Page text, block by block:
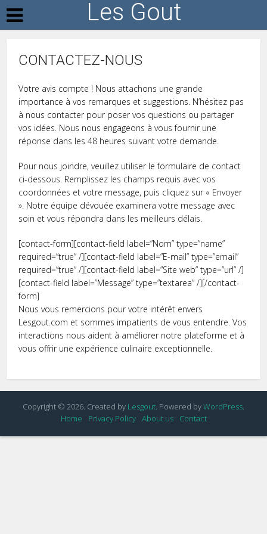
Les Gout
CONTACTEZ-NOUS
Votre avis compte ! Nous attachons une grande
importance à vos remarques et suggestions. N’hésitez pas
à nous contacter pour poser vos questions ou partager
vos idées. Nous nous engageons à vous fournir une
réponse dans les 48 heures suivant votre demande.
Pour nous joindre, veuillez utiliser le formulaire de contact
ci-dessous. Remplissez les champs requis avec vos
coordonnées et votre message, puis cliquez sur « Envoyer
». Notre équipe dévouée examinera votre message avec
soin et vous répondra dans les meilleurs délais.
[contact-form][contact-field label=”Nom” type=”name”
required=”true” /][contact-field label=”E-mail” type=”email”
required=”true” /][contact-field label=”Site web” type=”url” /]
[contact-field label=”Message” type=”textarea” /][/contact-
form]
Nous vous remercions pour votre intérêt envers
Lesgout.com et sommes impatients de vous entendre. Vos
interactions nous aident à améliorer notre plateforme et à
vous offrir une expérience culinaire exceptionnelle.
Copyright © 2026. Created by Lesgout. Powered byWordPress.
Home
Privacy Policy About us Contact